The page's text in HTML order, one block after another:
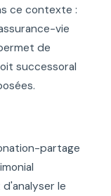
ce contexte :
vie
de
successoral
partage
le